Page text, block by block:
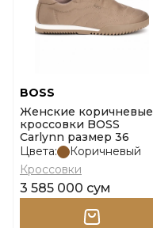
BOSS
Женские коричневые
кроссовки BOSS
Carlynn размер 36
Цвета:
Коричневый
Кроссовки
3 585 000 сум